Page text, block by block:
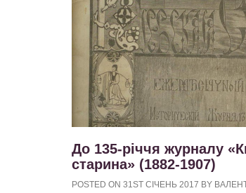
До 135-річчя журналу
старина» (1882-1907)
POSTED ON 31ST СІЧЕНЬ 2017 BY